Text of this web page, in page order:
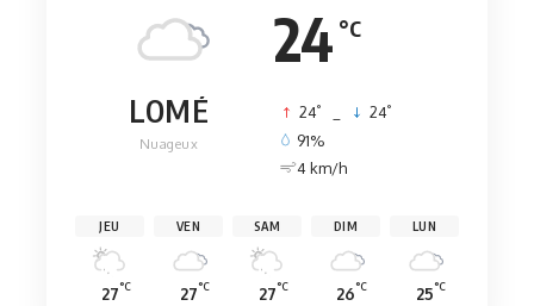
24 °C
LOMÉ
Nuageux
24° 24°
91%
4 km/h
JEU
27°C
VEN
27°C
SAM
27°C
DIM
26°C
LUN
25°C